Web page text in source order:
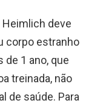
Heimlich deve
corpo estranho
de 1 ano, que
treinada, não
de saúde. Para